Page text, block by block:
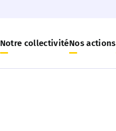
Notre collectivitéNos actions